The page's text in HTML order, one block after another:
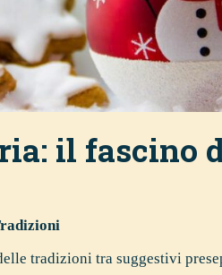
il fascino
tradizioni tra suggestivi